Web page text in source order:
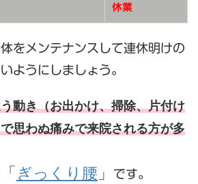
休業
をメンテナンスして連休明けの
ようにしましょう。
動き（お出かけ、掃除、片付け
思わぬ痛みで来院される方が多
「ぎっくり腰 」 です。